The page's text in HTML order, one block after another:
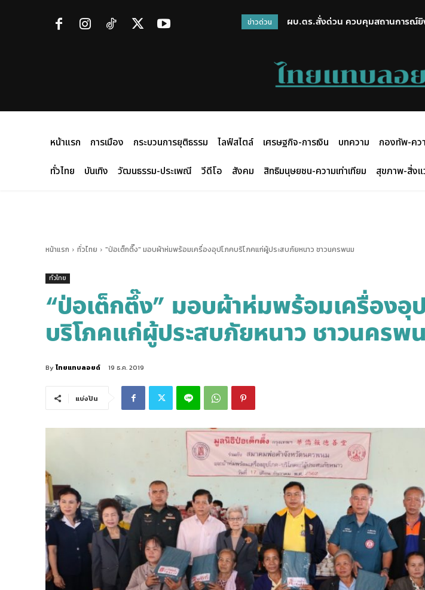
ข่าวด่วน
ผบ.ตร.สั่งด่วน ควบคุมสถานการณ์ยิ
ช่างแอร์ชนแล้วหนี ป้าวัย 55 ข้อแ
หน้าแรก การเมือง กระบวนการยุติธรรม ไลฟ์สไตล์ เศรษฐกิจ-การเงิน บทความ กองทัพ-คว
ทั่วไทย
บันเทิง วัฒนธรรม-ประเพณี วีดีโอ สังคม สิทธิมนุษยชน-ความเท่าเทียม สุขภาพ-สิ่ง
หน้าแรก ทั่วไทย "ป่อเต็กตึ๊ง" มอบผ้าห่มพร้อมเครื่องอุปโภคบริโภคแก่ผู้ประสบภัยหนาว​ ชาวนครพนม
ทั่วไทย
“ป่อเต็กตึ๊ง” มอบผ้าห่มพร้อมเครื่องอุ
บริโภคแก่ผู้ประสบภัยหนาว​ ชาวนครพ
By ไทยแทบลอยด์ 19 ธ.ค. 2019
แบ่งปัน